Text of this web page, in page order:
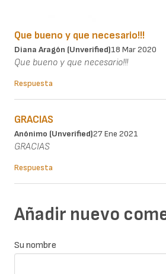
Que bueno y que necesario!!!
Diana Aragón (unverified)18 Mar 2020
Que bueno y que necesario!!!
Respuesta
GRACIAS
Anónimo (unverified)27 Ene 2021
GRACIAS
Respuesta
Añadir nuevo
Su nombre